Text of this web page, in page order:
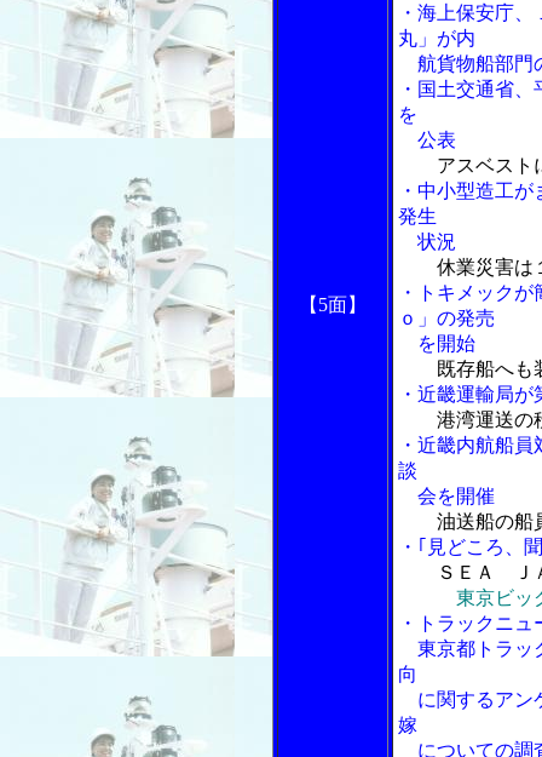
【5面】
・海上保安庁
丸」が内
航貨物船部門
・国土交通省
を
公表
アスベスト
・中小型造工
発生
状況
休業災害は
・トキメック
ｏ」の発売
を開始
既存船へも
・近畿運輸局
港湾運送の
・近畿内航船
談
会を開催
油送船の船
・｢見どころ、
ＳＥＡ Ｊ
東京ビッ
・トラックニュ
東京都トラッ
向
に関するアン
嫁
についての調